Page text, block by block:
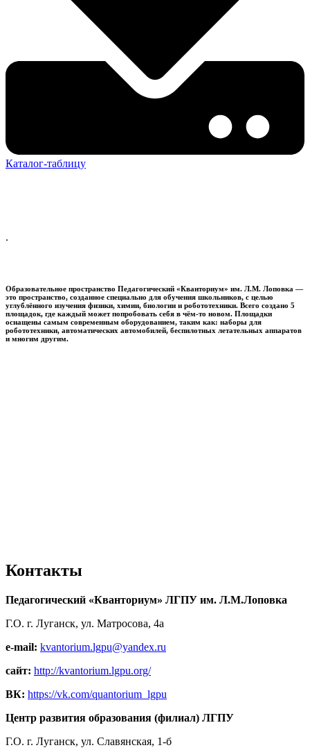
Каталог-таблицу
.
Образовательное пространство Педагогический «Кванториум» им. Л.М. Лоповка —
это пространство, созданное специально для обучения школьников, с целью
углублённого изучения физики, химии, биологии и робототехники. Всего создано 5
площадок, где каждый может попробовать себя в чём-то новом. Площадки
оснащены самым современным оборудованием, таким как: наборы для
робототехники, автоматических автомобилей, беспилотных летательных аппаратов
и многим другим.
Контакты
Педагогический «Кванториум» ЛГПУ им. Л.М.Лоповка
Г.О. г. Луганск, ул. Матросова, 4а
e-mail: kvantorium.lgpu@yandex.ru
сайт: http://kvantorium.lgpu.org/
ВК: https://vk.com/quantorium_lgpu
Центр развития образования (филиал) ЛГПУ
Г.О. г. Луганск, ул. Славянская, 1-б